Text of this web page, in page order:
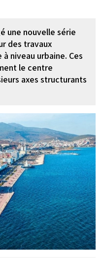
une nouvelle série
des travaux
niveau urbaine. Ces
le centre
axes structurants